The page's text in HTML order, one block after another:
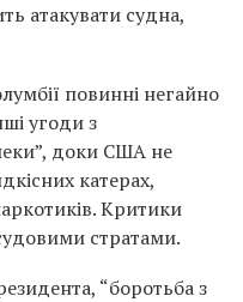
атакувати судна,
повинні негайно
угоди з
доки США не
катерах,
Критики
стратами.
“боротьба з